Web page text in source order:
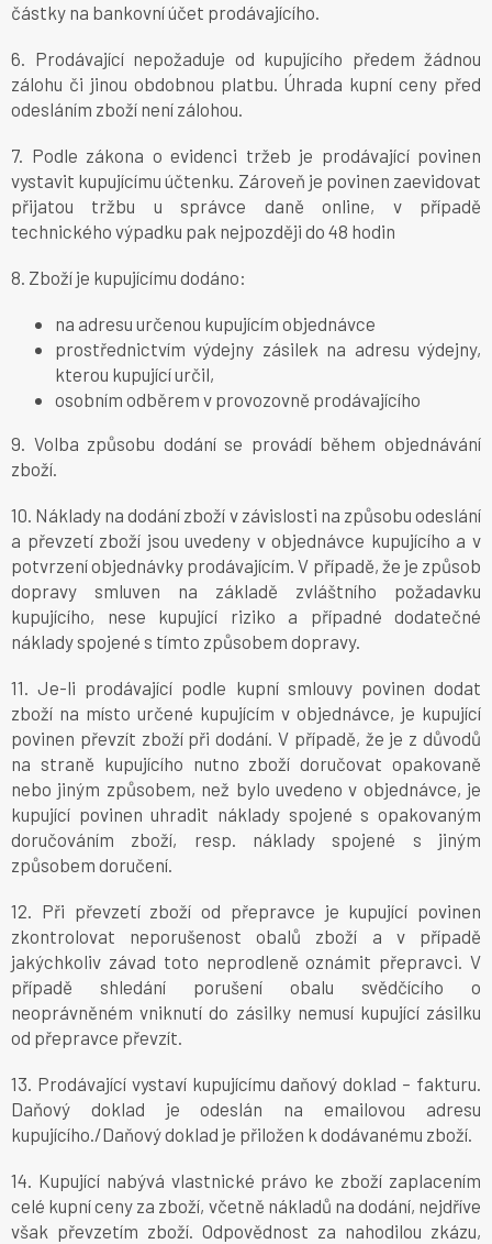
částky na bankovní účet prodávajícího.
6. Prodávající nepožaduje od kupujícího předem žádnou
zálohu či jinou obdobnou platbu. Úhrada kupní ceny před
odesláním zboží není zálohou.
7. Podle zákona o evidenci tržeb je prodávající povinen
vystavit kupujícímu účtenku. Zároveň je povinen zaevidovat
přijatou tržbu u správce daně online, v případě
technického výpadku pak nejpozději do 48 hodin
8. Zboží je kupujícímu dodáno:
na adresu určenou kupujícím objednávce
prostřednictvím výdejny zásilek na adresu výdejny,
kterou kupující určil,
osobním odběrem v provozovně prodávajícího
9. Volba způsobu dodání se provádí během objednávání
zboží.
10. Náklady na dodání zboží v závislosti na způsobu odeslání
a převzetí zboží jsou uvedeny v objednávce kupujícího a v
potvrzení objednávky prodávajícím. V případě, že je způsob
dopravy smluven na základě zvláštního požadavku
kupujícího, nese kupující riziko a případné dodatečné
náklady spojené s tímto způsobem dopravy.
11. Je-li prodávající podle kupní smlouvy povinen dodat
zboží na místo určené kupujícím v objednávce, je kupující
povinen převzít zboží při dodání. V případě, že je z důvodů
na straně kupujícího nutno zboží doručovat opakovaně
nebo jiným způsobem, než bylo uvedeno v objednávce, je
kupující povinen uhradit náklady spojené s opakovaným
doručováním zboží, resp. náklady spojené s jiným
způsobem doručení.
12. Při převzetí zboží od přepravce je kupující povinen
zkontrolovat neporušenost obalů zboží a v případě
jakýchkoliv závad toto neprodleně oznámit přepravci. V
případě shledání porušení obalu svědčícího o
neoprávněném vniknutí do zásilky nemusí kupující zásilku
od přepravce převzít.
13. Prodávající vystaví kupujícímu daňový doklad – fakturu.
Daňový doklad je odeslán na emailovou adresu
kupujícího./Daňový doklad je přiložen k dodávanému zboží.
14. Kupující nabývá vlastnické právo ke zboží zaplacením
celé kupní ceny za zboží, včetně nákladů na dodání, nejdříve
však převzetím zboží. Odpovědnost za nahodilou zkázu,